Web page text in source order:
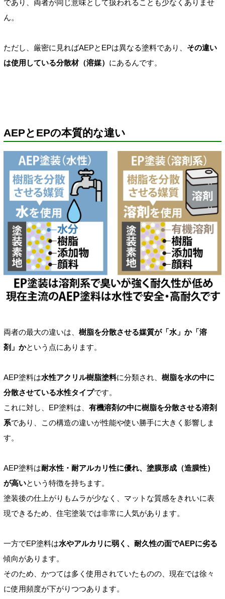
であり、両者が同じ意味として扱われることも少なくありませ
ん。
ただし、厳密に見ればAEPとEPは異なる塗料であり、 その違い
は使用している分散材（溶媒） にあるんです。
AEPとEPの本質的な違い
両者の最大の違いは、 樹脂を分散させる媒質が「水」か「溶
剤」かという点にあります。
AEP塗料は水性アクリル樹脂塗料に分類され、 樹脂を水の中に
分散させている水性タイプです。
これに対し、EP塗料は、 有機溶剤の中に樹脂を分散させる溶剤
系であり、この構造の違いが性能や使い勝手に大きく影響しま
す。
AEP塗料は耐水性・耐アルカリ性に優れ、塗膜形成（造膜性）
が高いという特徴を持ちます。
塗装後の仕上がりもムラが少なく、マットな質感をきれいに表
現できるため、住宅塗装では非常に人気があります。
一方でEP塗料は水やアルカリに弱く、耐久性の面でAEPに劣る
傾向があります。
そのため、かつては多く使用されていたものの、現在では徐々
に使用頻度が下がりつつあります。